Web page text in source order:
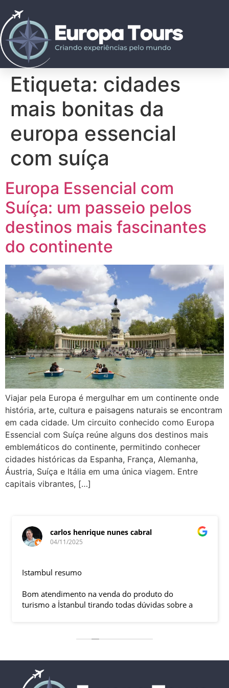
Etiqueta: cidades
mais bonitas da
europa essencial
com suíça
Europa Essencial com
Suíça: um passeio pelos
destinos mais fascinantes
do continente
Viajar pela Europa é mergulhar em um continente onde
história, arte, cultura e paisagens naturais se encontram
em cada cidade. Um circuito conhecido como Europa
Essencial com Suíça reúne alguns dos destinos mais
emblemáticos do continente, permitindo conhecer
cidades históricas da Espanha, França, Alemanha,
Áustria, Suíça e Itália em uma única viagem. Entre
capitais vibrantes, […]
carlos henrique nunes cabral
04/11/2025
Istambul resumo
Bom atendimento na venda do produto do
turismo a İstanbul tirando todas dúvidas sobre a
ficaram em SP trabalhando. A associação dessa
LÍDER, garantiu o sucesso da viagem que foi, lá, em
grupo formado por brasileiros e com guia Turco, Sr
Ali Faik, falando um português impecável e foi